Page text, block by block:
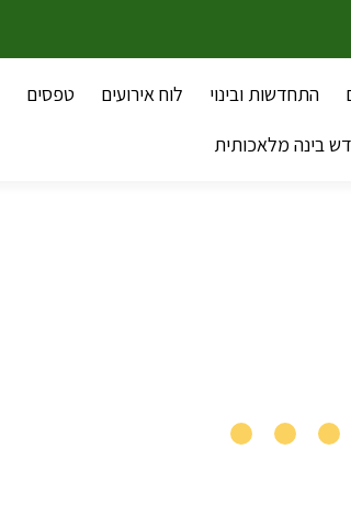
התחדשות ובינוי לוח אירועים טפסים
בינה מלאכותית